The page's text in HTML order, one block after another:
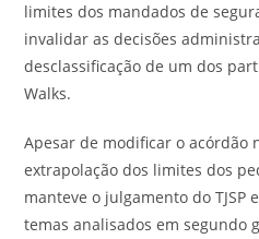
limites dos mandados de
invalidar as decisões
desclassificação de um dos
Walks.
Apesar de modificar o acórdão
extrapolação dos limites dos
manteve o julgamento do TJSP
temas analisados em segundo